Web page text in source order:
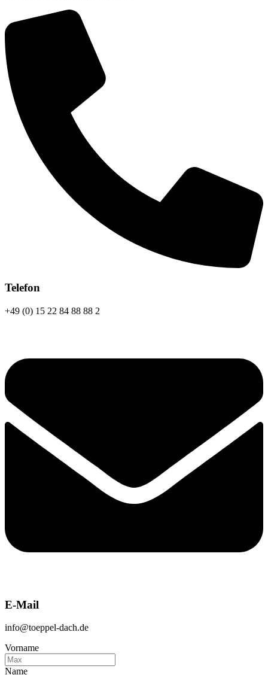
Telefon
+49 (0) 15 22 84 88 88 2
E-Mail
info@toeppel-dach.de
Vorname
Name